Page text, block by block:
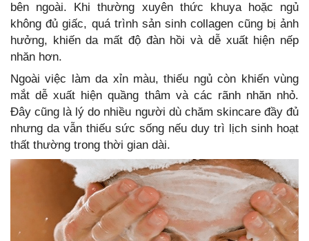
bên ngoài. Khi thường xuyên thức khuya hoặc ngủ
không đủ giấc, quá trình sản sinh collagen cũng bị ảnh
hưởng, khiến da mất độ đàn hồi và dễ xuất hiện nếp
nhăn hơn.
Ngoài việc làm da xỉn màu, thiếu ngủ còn khiến vùng
mắt dễ xuất hiện quầng thâm và các rãnh nhăn nhỏ.
Đây cũng là lý do nhiều người dù chăm skincare đầy đủ
nhưng da vẫn thiếu sức sống nếu duy trì lịch sinh hoạt
thất thường trong thời gian dài.